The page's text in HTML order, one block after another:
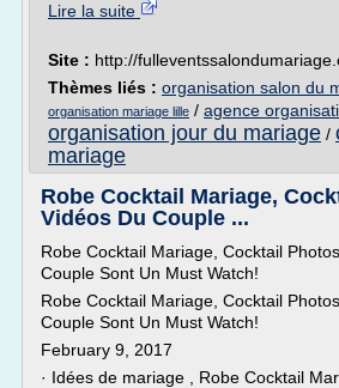
Lire la suite
Site : http://
Thèmes liés : organisation salon du
organisation mariage lille / agence
organisation jour du mariage /
mariage
Robe Cocktail Mariage,
Vidéos Du Couple ...
Robe Cocktail Mariage, Cocktail
Couple Sont Un Must Watch!
Robe Cocktail Mariage, Cocktail
Couple Sont Un Must Watch!
February 9, 2017
· Idées de mariage , Robe Cocktail